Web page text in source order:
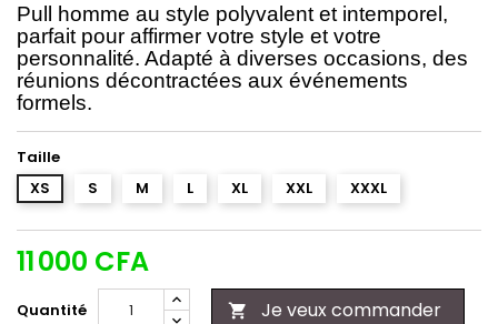
Pull homme au style polyvalent et intemporel,
parfait pour affirmer votre style et votre
personnalité. Adapté à diverses occasions, des
réunions décontractées aux événements
formels.
Taille
XS
S M L XL XXL XXXL
11 000 CFA
Quantité  Je veux commander